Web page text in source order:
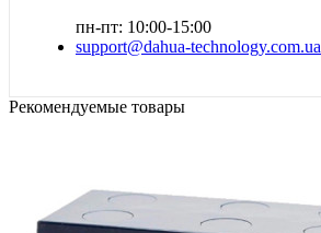
пн-пт: 10:00-15:00
support@dahua-technology.com.ua
Рекомендуемые товары